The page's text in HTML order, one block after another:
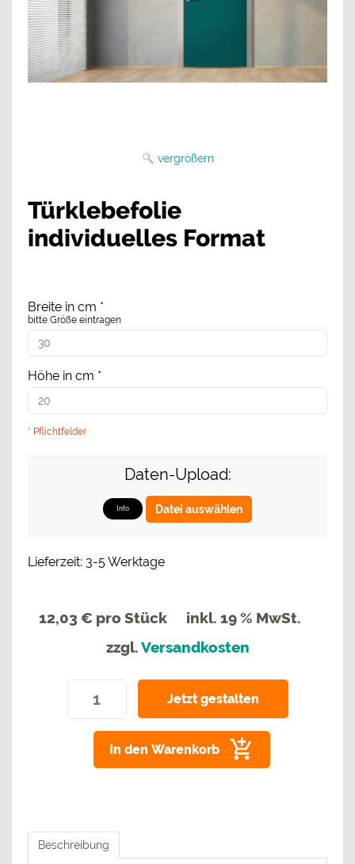
vergrößern
Türklebefolie
individuelles Format
Breite in cm *
bitte Größe eintragen
Höhe in cm *
* Pflichtfelder
Daten-Upload:
Info Datei auswählen
Lieferzeit: 3-5 Werktage
12,03 €pro Stück
inkl. 19 % MwSt.
zzgl.Versandkosten
In den Warenkorb
Beschreibung